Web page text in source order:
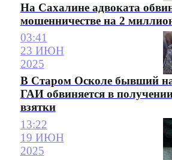
На Сахалине адвоката
мошенничестве на 2
03:41
23 ИЮН
2025
В Старом Осколе бывший
ГАИ обвиняется в
взятки
13:22
19 ИЮН
2025